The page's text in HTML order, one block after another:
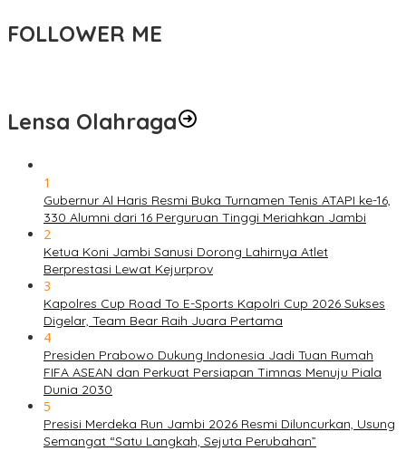
FOLLOWER ME
Lensa Olahraga
1
Gubernur Al Haris Resmi Buka Turnamen Tenis ATAPI ke-16,
330 Alumni dari 16 Perguruan Tinggi Meriahkan Jambi
2
Ketua Koni Jambi Sanusi Dorong Lahirnya Atlet
Berprestasi Lewat Kejurprov
3
Kapolres Cup Road To E-Sports Kapolri Cup 2026 Sukses
Digelar, Team Bear Raih Juara Pertama
4
Presiden Prabowo Dukung Indonesia Jadi Tuan Rumah
FIFA ASEAN dan Perkuat Persiapan Timnas Menuju Piala
Dunia 2030
5
Presisi Merdeka Run Jambi 2026 Resmi Diluncurkan, Usung
Semangat “Satu Langkah, Sejuta Perubahan”